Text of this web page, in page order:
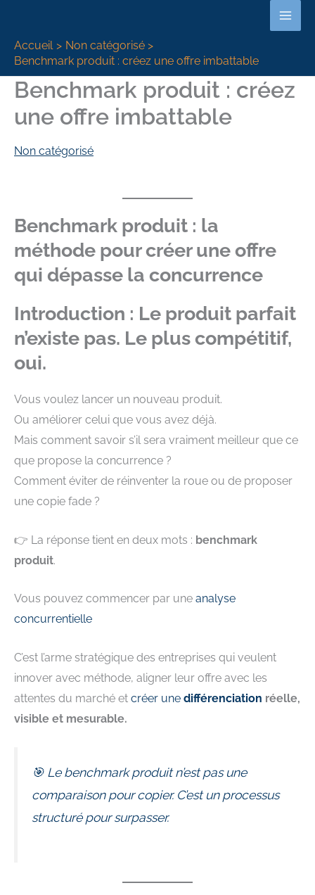
contenu
Accueil
Non catégorisé
Benchmark produit : créez une offre imbattable
Benchmark produit : créez
une offre imbattable
Non catégorisé
Benchmark produit : la
méthode pour créer une offre
qui dépasse la concurrence
Introduction : Le produit parfait
n’existe pas. Le plus compétitif,
oui.
Vous voulez lancer un nouveau produit.
Ou améliorer celui que vous avez déjà.
Mais comment savoir s’il sera vraiment meilleur que ce
que propose la concurrence ?
Comment éviter de réinventer la roue ou de proposer
une copie fade ?
👉 La réponse tient en deux mots : benchmark
produit.
Vous pouvez commencer par une analyse
concurrentielle
C’est l’arme stratégique des entreprises qui veulent
innover avec méthode, aligner leur offre avec les
attentes du marché et créer une différenciation réelle,
visible et mesurable.
🎯 Le benchmark produit n’est pas une
comparaison pour copier. C’est un processus
structuré pour surpasser.